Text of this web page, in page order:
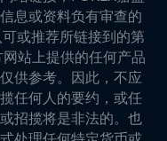
息或资料负有审查的
或推荐所链接到的第
站上提供的任何产品
供参考。因此，不应
任何人的要约，或任
招揽将是非法的。也